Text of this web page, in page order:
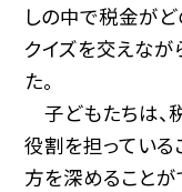
しの中で税金がど
クイズを交えなが
た。
子どもたちは、
役割を担っている
方を深めることが